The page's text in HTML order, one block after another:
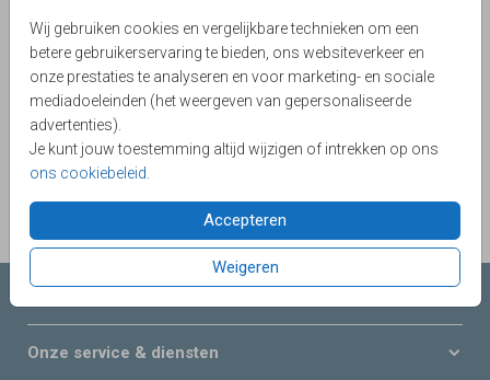
Wij gebruiken cookies en vergelijkbare technieken om een
betere gebruikerservaring te bieden, ons websiteverkeer en
onze prestaties te analyseren en voor marketing- en sociale
mediadoeleinden (het weergeven van gepersonaliseerde
advertenties).
Je kunt jouw toestemming altijd wijzigen of intrekken op ons
ons cookiebeleid
Accepteren
Weigeren
Collecties LOVZ
Onze service & diensten